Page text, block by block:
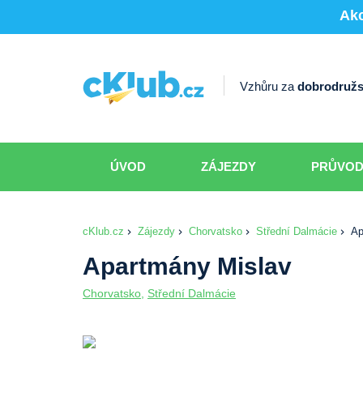
Vzhůru za
ÚVOD ZÁJEZDY
cKlub.cz Zájezdy Chorvatsko Střední Dalmácie
Apartmány Mislav
Chorvatsko Střední Dalmácie